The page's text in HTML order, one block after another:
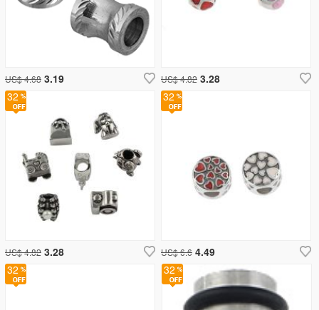
32
US$ 4.68 3.19
32
US$ 4.82 3.28
US$ 4.82 3.28
32
US$ 6.6 4.49
32